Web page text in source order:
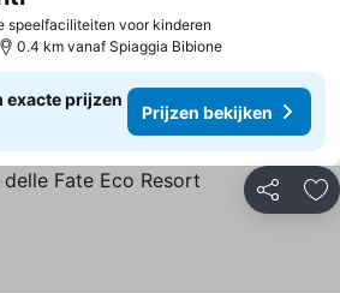
speelfaciliteiten voor kinderen
Prijzen bekijken
0.4 km vanaf Spiaggia Bibione
exacte prijzen
Prijzen bekijken
Delen